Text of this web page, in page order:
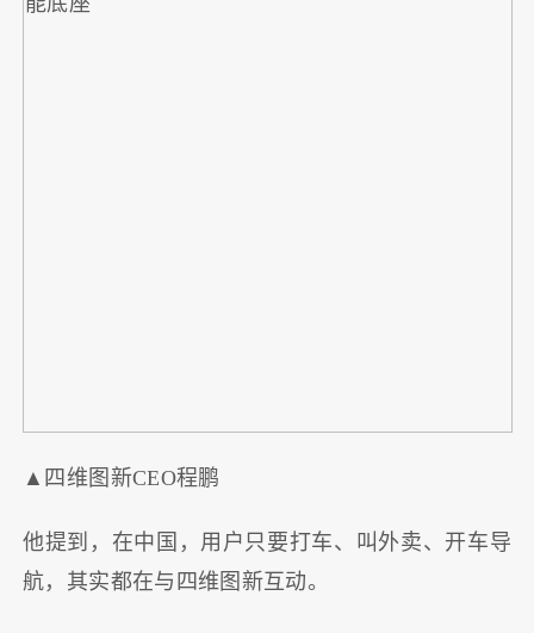
▲四维图新CEO程鹏
他提到，在中国，用户只要打车、叫外卖、开车导
航，其实都在与四维图新互动。